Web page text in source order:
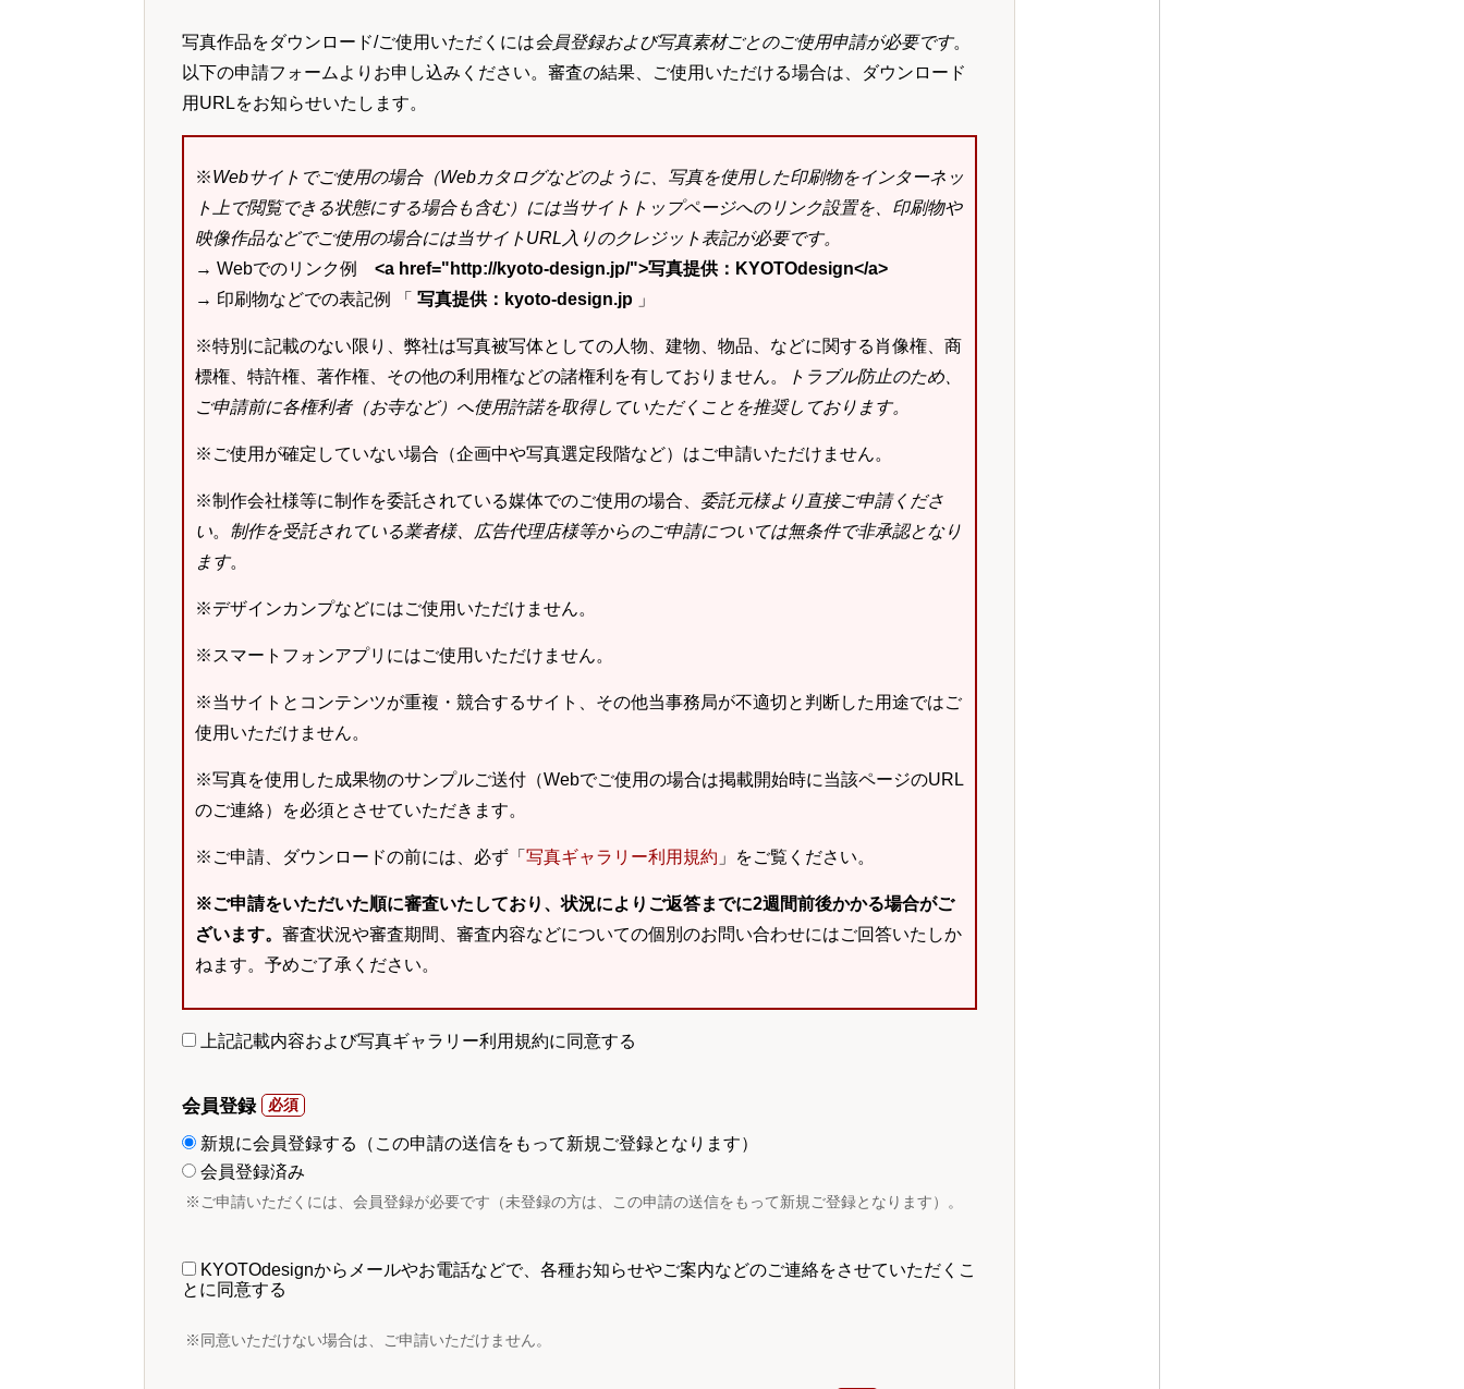
写真作品をダウンロード/ご使用いただくには会員登録および写真素材ごとのご使用申請が必要です。
以下の申請フォームよりお申し込みください。審査の結果、ご使用いただける場合は、ダウンロード
用URLをお知らせいたします。
※Webサイトでご使用の場合（Webカタログなどのように、写真を使用した印刷物をインターネッ
ト上で閲覧できる状態にする場合も含む）には当サイトトップページへのリンク設置を、印刷物や
映像作品などでご使用の場合には当サイトURL入りのクレジット表記が必要です。
→ Webでのリンク例 <a href="http://kyoto-design.jp/">写真提供：KYOTOdesign</a>
→ 印刷物などでの表記例 「 写真提供：kyoto-design.jp 」
※特別に記載のない限り、弊社は写真被写体としての人物、建物、物品、などに関する肖像権、商
標権、特許権、著作権、その他の利用権などの諸権利を有しておりません。
トラブル防止のため、
ご申請前に各権利者（お寺など）へ使用許諾を取得していただくことを推奨しております。
※ご使用が確定していない場合（企画中や写真選定段階など）はご申請いただけません。
※制作会社様等に制作を委託されている媒体でのご使用の場合、 委託元様より直接ご申請くださ
い。 制作を受託されている業者様、広告代理店様等からのご申請については無条件で非承認となり
ます。
※デザインカンプなどにはご使用いただけません。
※スマートフォンアプリにはご使用いただけません。
※当サイトとコンテンツが重複・競合するサイト、その他当事務局が不適切と判断した用途ではご
使用いただけません。
※写真を使用した成果物のサンプルご送付（Webでご使用の場合は掲載開始時に当該ページのURL
のご連絡）を必須とさせていただきます。
※ご申請、ダウンロードの前には、必ず「 写真ギャラリー利用規約 」をご覧ください。
※ご申請をいただいた順に審査いたしており、状況によりご返答までに2週間前後かかる場合がご
ざいます。 審査状況や審査期間、審査内容などについての個別のお問い合わせにはご回答いたしか
ねます。予めご了承ください。
上記記載内容および写真ギャラリー利用規約に同意する
会員登録
新規に会員登録する（この申請の送信をもって新規ご登録となります）
会員登録済み
※ご申請いただくには、会員登録が必要です（未登録の方は、この申請の送信をもって新規ご登録となります）。
KYOTOdesignからメールやお電話などで、各種お知らせやご案内などのご連絡をさせていただくこ
とに同意する
※同意いただけない場合は、ご申請いただけません。